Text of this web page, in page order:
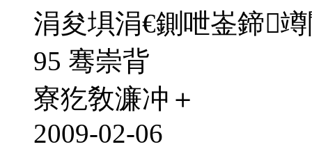
涓夋埧涓€鍘呭崟鍗
95 骞崇背
寮犵敎濂冲＋
2009-02-06